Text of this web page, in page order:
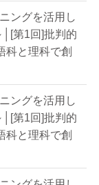
ングを活用し
第1回]批判的
科と理科で創
ングを活用し
第1回]批判的
科と理科で創